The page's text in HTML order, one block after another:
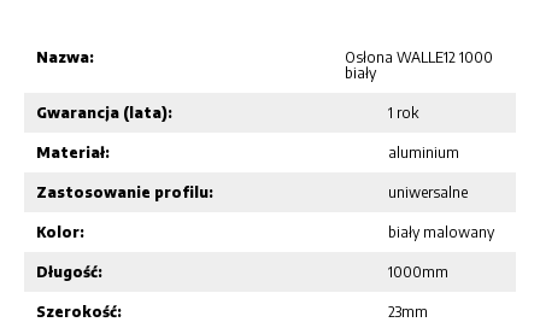
Nazwa:
Osłona WALLE12 1000
biały
Gwarancja (lata): 1 rok
Materiał: aluminium
Zastosowanie profilu: uniwersalne
Kolor: biały malowany
Długość: 1000mm
Szerokość: 23mm